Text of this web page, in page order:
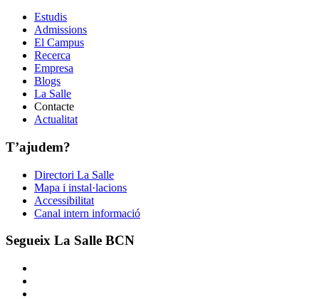
Estudis
Admissions
El Campus
Recerca
Empresa
Blogs
La Salle
Contacte
Actualitat
T’ajudem?
Directori La Salle
Mapa i instal·lacions
Accessibilitat
Canal intern informació
Segueix La Salle BCN